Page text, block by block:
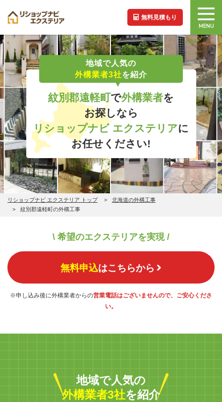
無料見積もり
MENU
地域で人気の
外構業者3社を紹介
紋別郡遠軽町で外構業者を
お探しなら
リショップナビ エクステリアに
お任せください!
リショップナビ エクステリア トップ
北海道の外構工事
紋別郡遠軽町の外構工事
\ 希望のエクステリアを実現 /
無料申込はこちらから
※申し込み後に外構業者からの営業電話はございませんので、ご安心くださ
い。
地域で人気の
外構業者3社を紹介